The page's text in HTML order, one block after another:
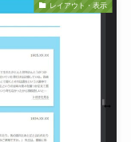
レイアウト・表示